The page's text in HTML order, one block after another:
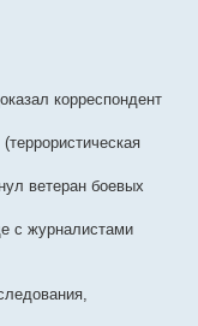
корреспондент
ветеран боевых
с журналистами